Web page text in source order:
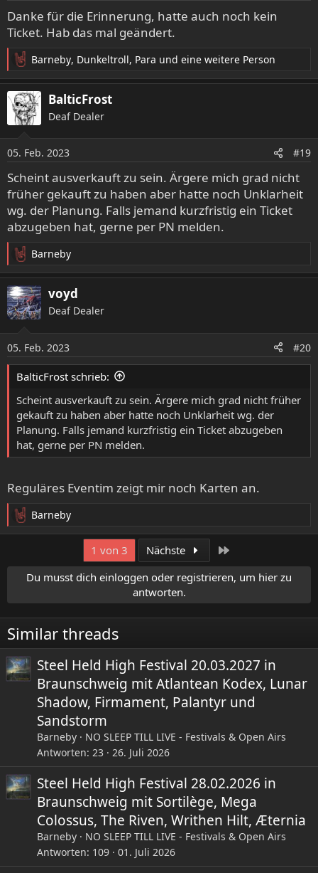
e
n
:
Danke für die Erinnerung, hatte auch noch kein
Ticket. Hab das mal geändert.
R
e
a
k
t
n
e
n
:
Barneby, Dunkeltroll, Para und eine weitere Person
BalticFrost
Deaf Dealer
05. Feb. 2023 #19
Scheint ausverkauft zu sein. Ärgere mich grad nicht
früher gekauft zu haben aber hatte noch Unklarheit
wg. der Planung. Falls jemand kurzfristig ein Ticket
abzugeben hat, gerne per PN melden.
R
e
a
k
t
n
e
n
Barneby
voyd
Deaf Dealer
05. Feb. 2023 #20
BalticFrost schrieb:
Scheint ausverkauft zu sein. Ärgere mich grad nicht früher
gekauft zu haben aber hatte noch Unklarheit wg. der
Planung. Falls jemand kurzfristig ein Ticket abzugeben
hat, gerne per PN melden.
Reguläres Eventim zeigt mir noch Karten an.
R
e
o
n
e
n
:
Barneby
1 von 3 Nächste
Du musst dich einloggen oder registrieren, um hier zu
antworten.
Similar threads
Steel Held High Festival 20.03.2027 in
Braunschweig mit Atlantean Kodex, Lunar
Shadow, Firmament, Palantyr und
Sandstorm
Barneby
NO SLEEP TILL LIVE - Festivals & Open Airs
Antworten 23 26. Juli 2026
Steel Held High Festival 28.02.2026 in
Braunschweig mit Sortilège, Mega
Colossus, The Riven, Writhen Hilt, Æternia
Barneby
NO SLEEP TILL LIVE - Festivals & Open Airs
Antworten 109 01. Juli 2026